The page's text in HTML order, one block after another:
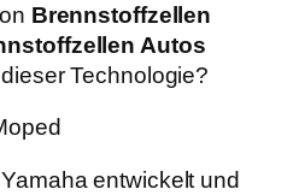
Brennstoffzellen
Autos
Technologie?
entwickelt und